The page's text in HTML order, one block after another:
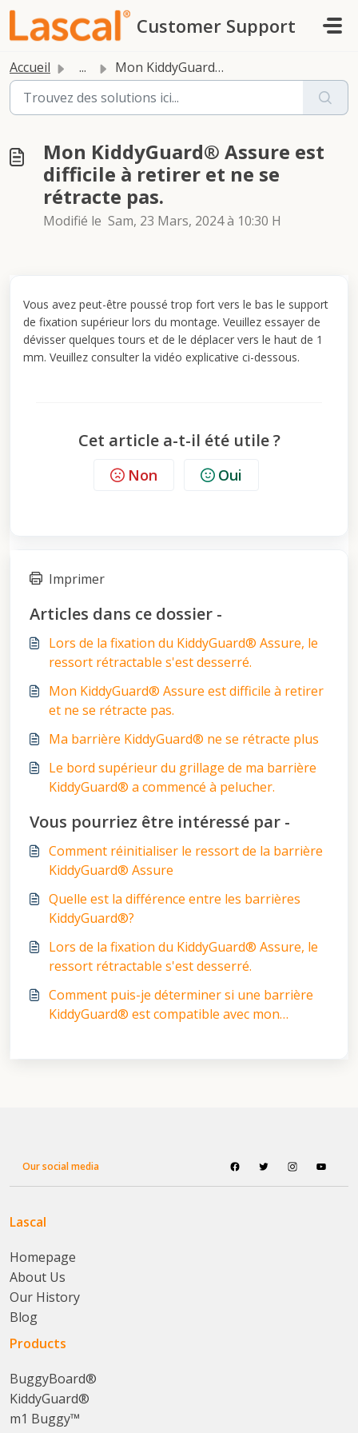
Passer au contenu principal
Customer Support
Accueil ... Mon KiddyGuard® Assure est difficile à retirer et ne se r...
Mon KiddyGuard® Assure est
difficile à retirer et ne se
rétracte pas.
Modifié le Sam, 23 Mars, 2024 à 10:30 H
Vous avez peut-être poussé trop fort vers le bas le support
de fixation supérieur lors du montage. Veuillez essayer de
dévisser quelques tours et de le déplacer vers le haut de 1
mm. Veuillez consulter la vidéo explicative ci-dessous.
Cet article a-t-il été utile ?
Non Oui
Imprimer
Articles dans ce dossier -
Lors de la fixation du KiddyGuard® Assure, le
ressort rétractable s'est desserré.
Mon KiddyGuard® Assure est difficile à retirer
et ne se rétracte pas.
Ma barrière KiddyGuard® ne se rétracte plus
Le bord supérieur du grillage de ma barrière
KiddyGuard® a commencé à pelucher.
Vous pourriez être intéressé par -
Comment réinitialiser le ressort de la barrière
KiddyGuard® Assure
Quelle est la différence entre les barrières
KiddyGuard®?
Lors de la fixation du KiddyGuard® Assure, le
ressort rétractable s'est desserré.
Comment puis-je déterminer si une barrière
KiddyGuard® est compatible avec mon
Our social media
Lascal
Homepage
About Us
Our History
Blog
Products
BuggyBoard®
KiddyGuard®
m1 Buggy™